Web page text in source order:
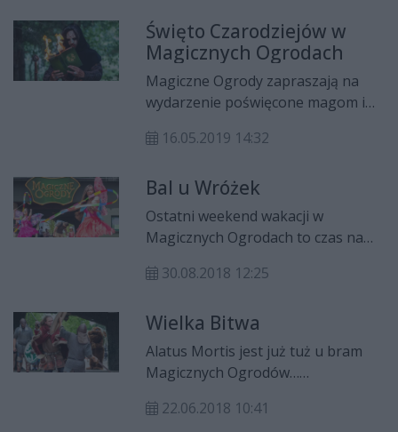
maja.
Święto Czarodziejów w
Magicznych Ogrodach
Magiczne Ogrody zapraszają na
wydarzenie poświęcone magom i
16.05.2019 14:32
Bal u Wróżek
Ostatni weekend wakacji w
Magicznych Ogrodach to czas na
Zamku Wróżek , a w sobotę i
zobaczyć pokazy magicznego
tańca.
30.08.2018 12:25
Wielka Bitwa
Alatus Mortis jest już tuż u bram
Magicznych Ogrodów…
najwyższej gotowości bojowej!
22.06.2018 10:41